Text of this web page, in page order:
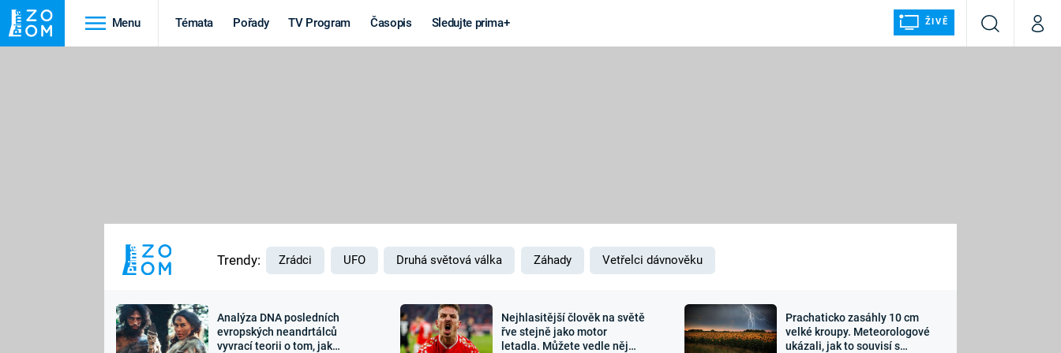
Menu Témata Pořady TV Program Časopis Sledujte prima+ ŽIVĚ
VyhledáváníMůj
MARS
Výročí
Záhady a
Zajímavosti Sledujte nás
Trendy: Zrádci UFO Druhá světová válka Záhady Vetřelci dávnověku
Analýza DNA posledních
evropských neandrtálců
vyvrací teorii o tom, jak
Nejhlasitější člověk na světě
řve stejně jako motor
letadla. Můžete vedle něj
Prachaticko zasáhly 10 cm
velké kroupy. Meteorologové
ukázali, jak to souvisí s